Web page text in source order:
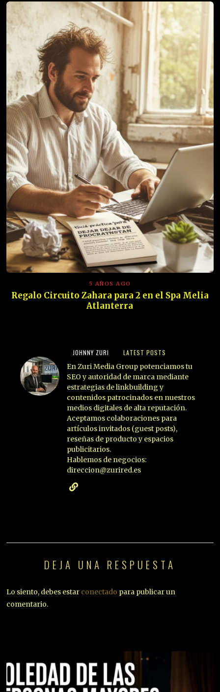
5 AÑOS AGO
Regalo Circuito Zahara para 2 en el Spa Melia
Atlanterra
JOHNNY ZURI LATEST POSTS
En Zuri Media Group potenciamos tu
SEO y autoridad de marca mediante
estrategias de linkbuilding y
contenidos patrocinados en nuestros
medios digitales de alta reputación.
Aceptamos colaboraciones para
artículos invitados (guest posts),
reseñas de producto y espacios
publicitarios.
Hablemos de negocios:
direccion@zurired.es
DEJA UNA RESPUESTA
Lo siento, debes estar conectado para publicar un
comentario.